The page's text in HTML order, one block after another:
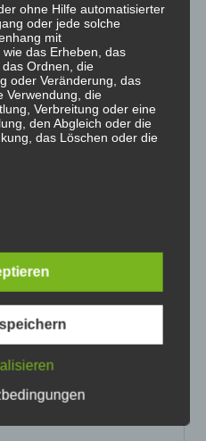
kurz und knapp:
Brancheninfos – erneuerbare
Energien
ohne Hilfe automatisierter
oder jede solche
mit
das Erheben, das
Ordnen, die
oder Veränderung, das
Verwendung, die
Verbreitung oder eine
den Abgleich oder die
das Löschen oder die
Daten mit dem Ziel,
Verarbeitung
darin besteht, dass diese
werden, um
die sich auf eine
wirtschaftlicher